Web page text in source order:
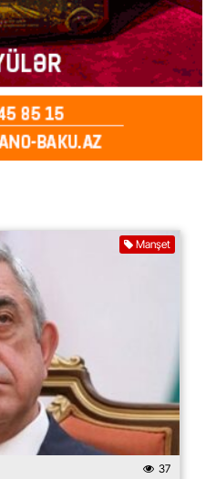
Manşet
37